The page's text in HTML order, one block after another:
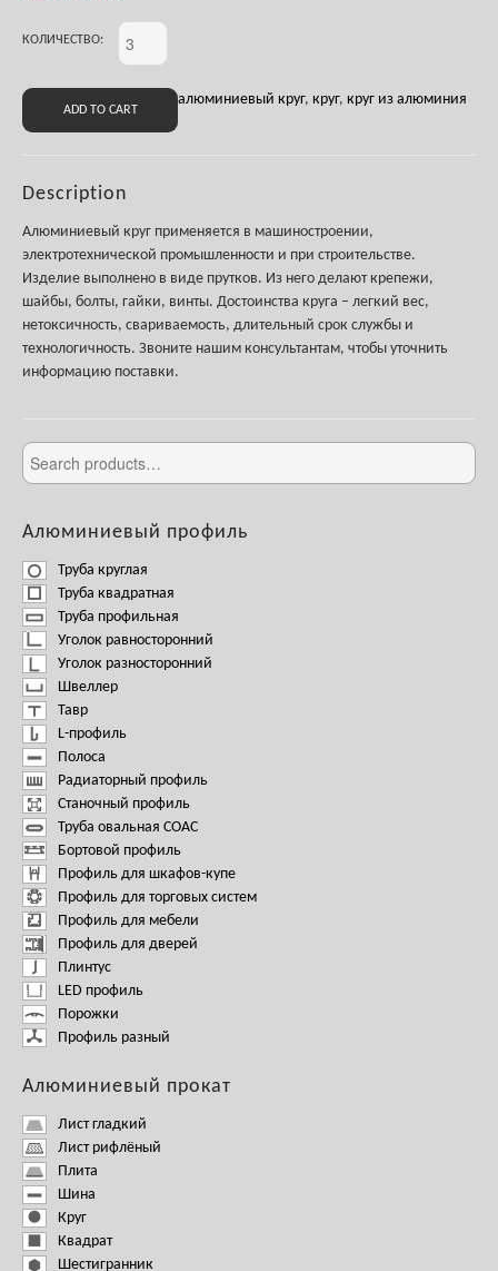
КОЛИЧЕСТВО:
ADD TO CART
алюминиевый круг, круг, круг из алюминия
Description
Алюминиевый круг применяется в машиностроении,
электротехнической промышленности и при строительстве.
Изделие выполнено в виде прутков. Из него делают крепежи,
шайбы, болты, гайки, винты. Достоинства круга – легкий вес,
нетоксичность, свариваемость, длительный срок службы и
технологичность. Звоните нашим консультантам, чтобы уточнить
информацию поставки.
Алюминиевый профиль
Труба круглая
Труба квадратная
Труба профильная
Уголок равносторонний
Уголок разносторонний
Швеллер
Тавр
L-профиль
Полоса
Радиаторный профиль
Станочный профиль
Труба овальная СОАС
Бортовой профиль
Профиль для шкафов-купе
Профиль для торговых систем
Профиль для мебели
Профиль для дверей
Плинтус
LED профиль
Порожки
Профиль разный
Алюминиевый прокат
Лист гладкий
Лист рифлёный
Плита
Шина
Круг
Квадрат
Шестигранник